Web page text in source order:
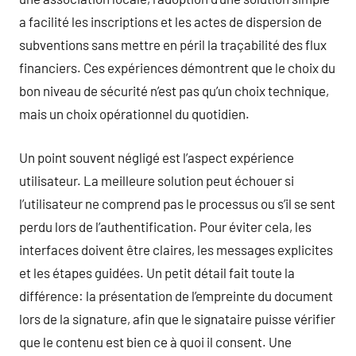
a facilité les inscriptions et les actes de dispersion de
subventions sans mettre en péril la traçabilité des flux
financiers. Ces expériences démontrent que le choix du
bon niveau de sécurité n’est pas qu’un choix technique,
mais un choix opérationnel du quotidien.
Un point souvent négligé est l’aspect expérience
utilisateur. La meilleure solution peut échouer si
l’utilisateur ne comprend pas le processus ou s’il se sent
perdu lors de l’authentification. Pour éviter cela, les
interfaces doivent être claires, les messages explicites
et les étapes guidées. Un petit détail fait toute la
différence: la présentation de l’empreinte du document
lors de la signature, afin que le signataire puisse vérifier
que le contenu est bien ce à quoi il consent. Une